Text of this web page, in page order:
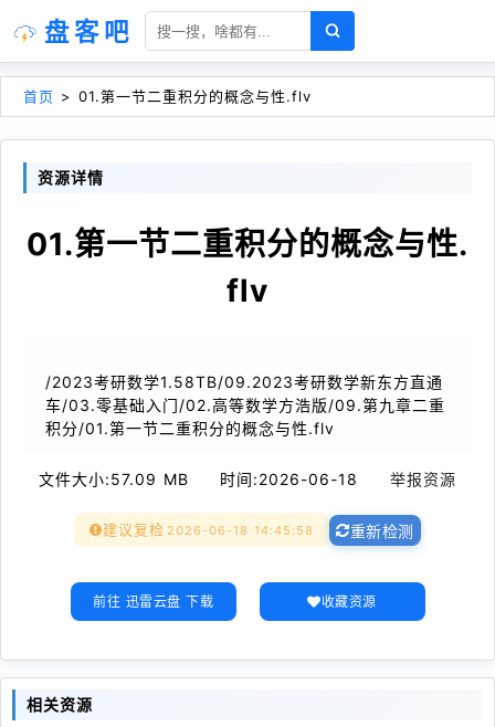
盘客吧
首页 > 01.第一节二重积分的概念与性.flv
资源详情
01.第一节二重积分的概念与性.
flv
/2023考研数学1.58TB/09.2023考研数学新东方直通
车/03.零基础入门/02.高等数学方浩版/09.第九章二重
积分/01.第一节二重积分的概念与性.flv
文件大小:57.09 MB 时间:2026-06-18 举报资源
建议复检 2026-06-18 14:45:58 重新检测
前往 迅雷云盘 下载 收藏资源
相关资源